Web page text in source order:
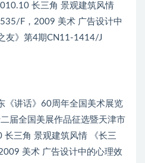
长三角 景观建筑风情
F，2009 美术 广告设计中
友》第4期CN11-1414/J
《讲话》60周年全国美术展览
届全国美展作品征选暨天津市
三角 景观建筑风情 《长三
美术 广告设计中的心理效